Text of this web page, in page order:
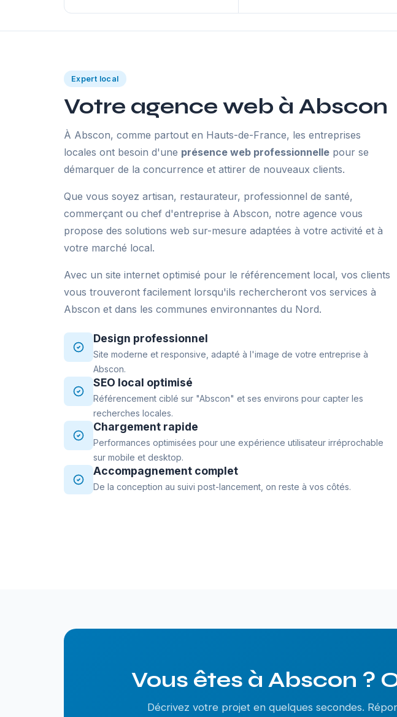
Expert local
Votre agence web à Abscon
À Abscon, comme partout en Hauts-de-France, les entreprises
locales ont besoin d'une présence web professionnelle pour se
démarquer de la concurrence et attirer de nouveaux clients.
Que vous soyez artisan, restaurateur, professionnel de santé,
commerçant ou chef d'entreprise à Abscon, notre agence vous
propose des solutions web sur-mesure adaptées à votre activité et à
votre marché local.
Avec un site internet optimisé pour le référencement local, vos clients
vous trouveront facilement lorsqu'ils rechercheront vos services à
Abscon et dans les communes environnantes du Nord.
Design professionnel
Site moderne et responsive, adapté à l'image de votre entreprise à
Abscon.
SEO local optimisé
Référencement ciblé sur "Abscon" et ses environs pour capter les
recherches locales.
Chargement rapide
Performances optimisées pour une expérience utilisateur irréprochable
sur mobile et desktop.
Accompagnement complet
De la conception au suivi post-lancement, on reste à vos côtés.
Vous êtes à Abscon ?
Décrivez votre projet en quelques secondes.